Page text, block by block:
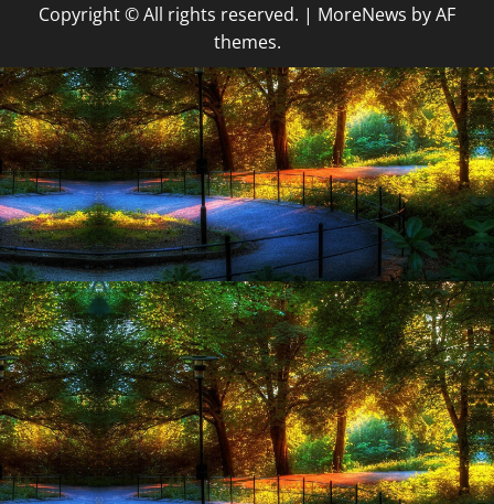
Copyright © All rights reserved. | MoreNews by AF
themes.